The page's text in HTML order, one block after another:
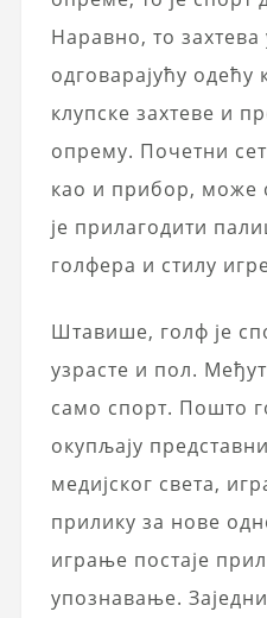
Наравно, то захтева
одговарајућу одећу
клупске захтеве и
опрему. Почетни
као и прибор, може
је прилагодити
голфера и стилу
Штавише, голф је
узрасте и пол.
само спорт. Пошто
окупљају
медијског света,
прилику за нове
играње постаје
упознавање.